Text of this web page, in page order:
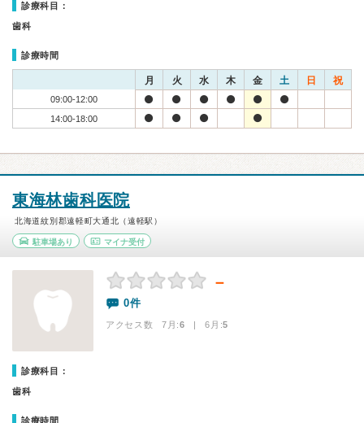
診療科目：
歯科
診療時間
月 火 水 木 金 土 日 祝
09:00-12:00
14:00-18:00
東海林歯科医院
北海道紋別郡遠軽町大通北（遠軽駅）
駐車場あり マイナ受付
－
0件
アクセス数 7月:6 | 6月:5
診療科目：
歯科
診療時間